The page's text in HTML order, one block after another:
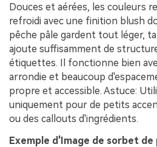
Douces et aérées, les couleurs
refroidi avec une finition blush
pêche pâle gardent tout léger,
ajoute suffisamment de
étiquettes. Il fonctionne bien
arrondie et beaucoup
propre et accessible. Astuce:
uniquement pour de petits
ou des callouts d'ingrédients.
Exemple d'Image de sorbet de